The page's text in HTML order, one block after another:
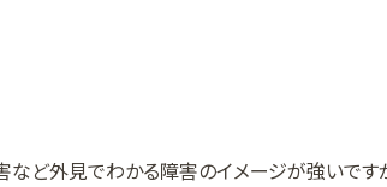
など外見でわかる障害のイメージが強いです